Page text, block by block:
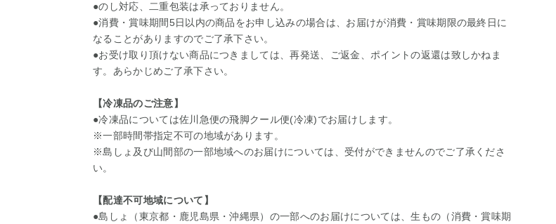
●のし対応、二重包装は承っておりません。
●消費・賞味期間5日以内の商品をお申し込みの場合は、お届けが消費・賞味期限の最終日に
なることがありますのでご了承下さい。
●お受け取り頂けない商品につきましては、再発送、ご返金、ポイントの返還は致しかねま
す。あらかじめご了承下さい。
【冷凍品のご注意】
●冷凍品については佐川急便の飛脚クール便(冷凍)でお届けします。
※一部時間帯指定不可の地域があります。
※島しょ及び山間部の一部地域へのお届けについては、受付ができませんのでご了承くださ
い。
【配達不可地域について】
●島しょ（東京都・鹿児島県・沖縄県）の一部へのお届けについては、生もの（消費・賞味期